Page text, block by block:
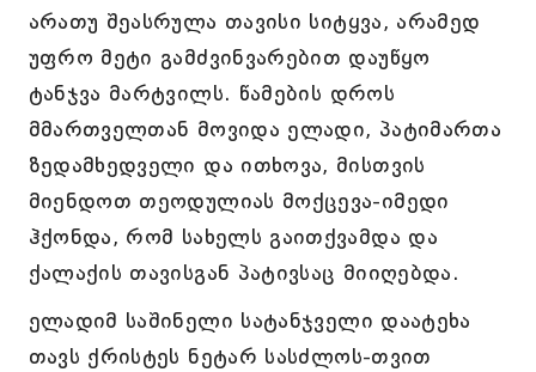
არათუ შეასრულა თავისი სიტყვა, არამედ
უფრო მეტი გამძვინვარებით დაუწყო
ტანჯვა მარტვილს. წამების დროს
მმართველთან მოვიდა ელადი, პატიმართა
ზედამხედველი და ითხოვა, მისთვის
მიენდოთ თეოდულიას მოქცევა-იმედი
ჰქონდა, რომ სახელს გაითქვამდა და
ქალაქის თავისგან პატივსაც მიიღებდა.
ელადიმ საშინელი სატანჯველი დაატეხა
თავს ქრისტეს ნეტარ სასძლოს-თვით